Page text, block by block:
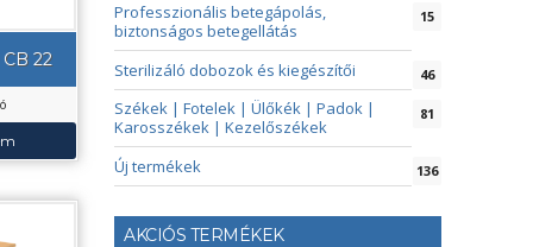
22
Professzionális betegápolás,
biztonságos betegellátás
15
Sterilizáló dobozok és kiegészítői 46
Székek | Fotelek | Ülőkék | Padok |
Karosszékek | Kezelőszékek
81
Új termékek 136
AKCIÓS TERMÉKEK